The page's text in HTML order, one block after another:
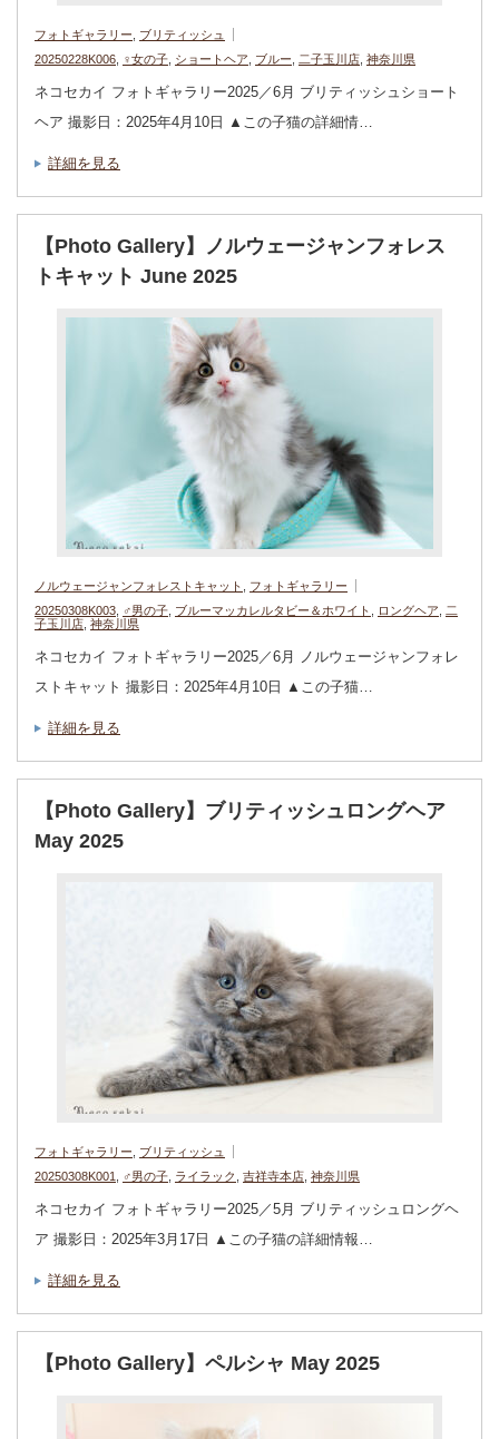
フォトギャラリー
ブリティッシュ
20250228K006
♀女の子 ショートヘア ブルー 二子玉川店 神奈川県
ネコセカイ フォトギャラリー2025／6月 ブリティッシュショート
ヘア 撮影日：2025年4月10日 ▲この子猫の詳細情…
詳細を見る
【Photo Gallery】ノルウェージャンフォレス
トキャット June 2025
ノルウェージャンフォレストキャット
フォトギャラリー
20250308K003
♂男の子 ブルーマッカレルタビー＆ホワイト ロングヘア
二
子玉川店 神奈川県
ネコセカイ フォトギャラリー2025／6月 ノルウェージャンフォレ
ストキャット 撮影日：2025年4月10日 ▲この子猫…
詳細を見る
【Photo Gallery】ブリティッシュロングヘア
May 2025
フォトギャラリー
ブリティッシュ
20250308K001
♂男の子 ライラック 吉祥寺本店 神奈川県
ネコセカイ フォトギャラリー2025／5月 ブリティッシュロングヘ
ア 撮影日：2025年3月17日 ▲この子猫の詳細情報…
詳細を見る
【Photo Gallery】ペルシャ May 2025